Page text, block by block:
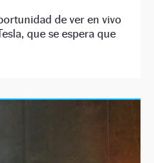
de ver en vivo
que se espera que